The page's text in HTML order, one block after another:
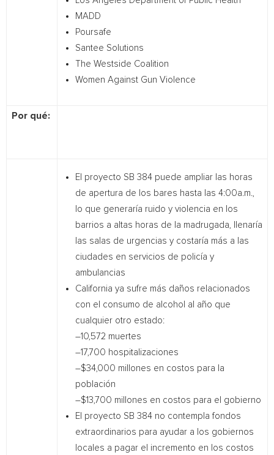
MADD
Poursafe
Santee Solutions
The Westside Coalition
Women Against Gun Violence
Por qué:
El proyecto SB 384 puede ampliar las horas
de apertura de los bares hasta las 4:00a.m.,
lo que generaría ruido y violencia en los
barrios a altas horas de la madrugada, llenaría
las salas de urgencias y costaría más a las
ciudades en servicios de policía y
ambulancias
California ya sufre más daños relacionados
con el consumo de alcohol al año que
cualquier otro estado:
–10,572 muertes
–17,700 hospitalizaciones
–$34,000 millones en costos para la
población
–$13,700 millones en costos para el gobierno
El proyecto SB 384 no contempla fondos
extraordinarios para ayudar a los gobiernos
locales a pagar el incremento en los costos